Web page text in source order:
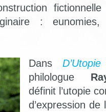
:
Dans
philologue
définit l’utopie
d’expression de